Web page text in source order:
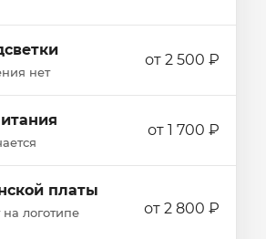
нет
от 2 500 ₽
от 1 700 ₽
платы
на логотипе
от 2 800 ₽